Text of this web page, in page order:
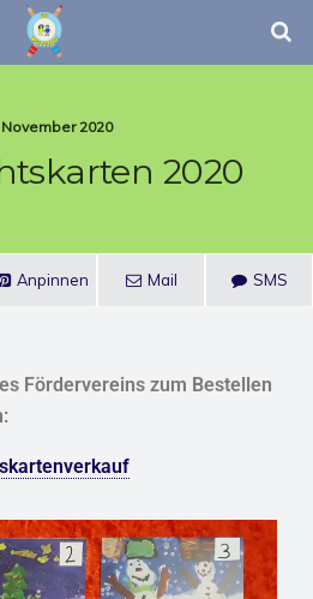
November 2020
2020
Anpinnen Mail SMS
Fördervereins zum Bestellen